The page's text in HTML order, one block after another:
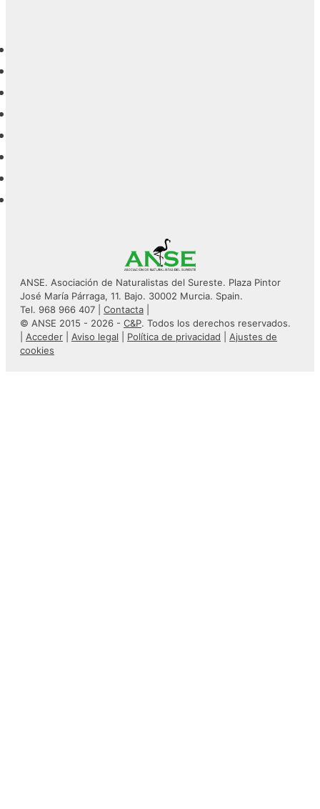
ANSE. Asociación de Naturalistas del Sureste. Plaza Pintor
José María Párraga, 11. Bajo. 30002 Murcia. Spain.
Tel. 968 966 407 | Contacta
© ANSE 2015 - 2026 - C&P. Todos los derechos reservados.
Acceder Aviso legal Política de privacidad
Ajustes de
cookies